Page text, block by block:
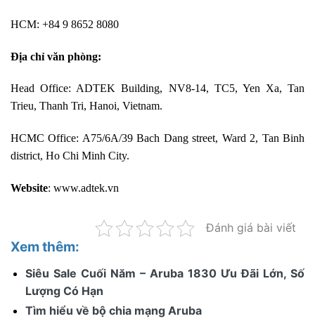
HCM: +84 9 8652 8080
Địa chỉ văn phòng:
Head Office: ADTEK Building, NV8-14, TC5, Yen Xa, Tan
Trieu, Thanh Tri, Hanoi, Vietnam.
HCMC Office: A75/6A/39 Bach Dang street, Ward 2, Tan Binh
district, Ho Chi Minh City.
Website: www.adtek.vn
Đánh giá bài viết
Xem thêm:
Siêu Sale Cuối Năm – Aruba 1830 Ưu Đãi Lớn, Số
Lượng Có Hạn
Tìm hiểu về bộ chia mạng Aruba